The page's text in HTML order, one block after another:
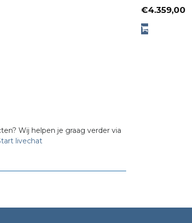
Wij helpen je graag verder via
livechat
€4.359,00